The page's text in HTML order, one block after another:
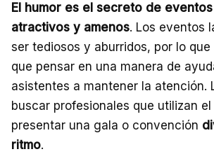
El humor es el secreto de
atractivos y amenos. Los eventos
ser tediosos y aburridos, por lo
que pensar en una manera de
asistentes a mantener la atención.
buscar profesionales que utilizan
presentar una gala o convención
ritmo.